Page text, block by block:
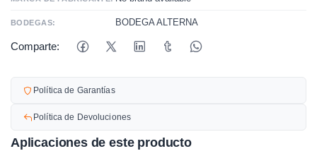
BODEGAS: BODEGA ALTERNA
Comparte:
Política de Garantías
Política de Devoluciones
Aplicaciones de este producto